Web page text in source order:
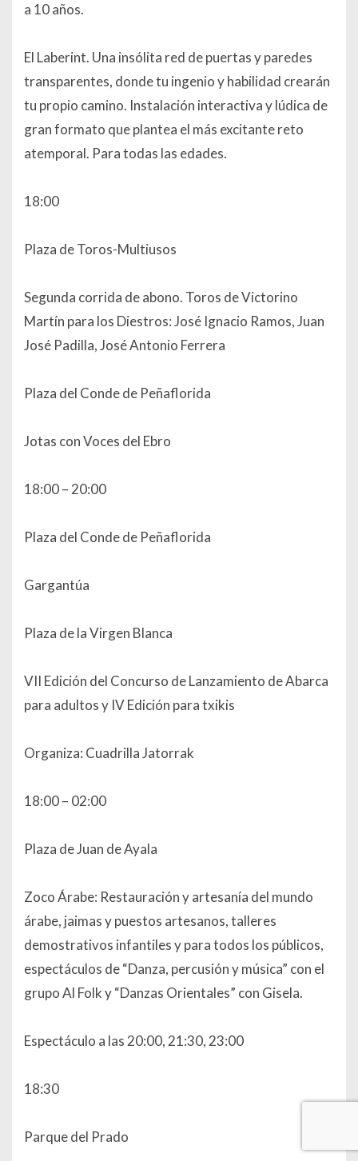
a 10 años.
El Laberint. Una insólita red de puertas y paredes
transparentes, donde tu ingenio y habilidad crearán
tu propio camino. Instalación interactiva y lúdica de
gran formato que plantea el más excitante reto
atemporal. Para todas las edades.
18:00
Plaza de Toros-Multiusos
Segunda corrida de abono. Toros de Victorino
Martín para los Diestros: José Ignacio Ramos, Juan
José Padilla, José Antonio Ferrera
Plaza del Conde de Peñaflorida
Jotas con Voces del Ebro
18:00 – 20:00
Plaza del Conde de Peñaflorida
Gargantúa
Plaza de la Virgen Blanca
VII Edición del Concurso de Lanzamiento de Abarca
para adultos y IV Edición para txikis
Organiza: Cuadrilla Jatorrak
18:00 – 02:00
Plaza de Juan de Ayala
Zoco Árabe: Restauración y artesanía del mundo
árabe, jaimas y puestos artesanos, talleres
demostrativos infantiles y para todos los públicos,
espectáculos de “Danza, percusión y música” con el
grupo Al Folk y “Danzas Orientales” con Gisela.
Espectáculo a las 20:00, 21:30, 23:00
18:30
Parque del Prado